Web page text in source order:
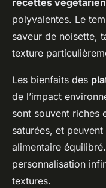
recettes
polyvalentes. Le
saveur de noisette,
texture
Les bienfaits des
de l’impact
sont souvent riches
saturées, et
alimentaire
personnalisation
textures.